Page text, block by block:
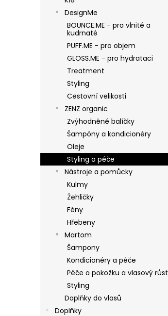
DesignMe
BOUNCE.ME - pro vlnité a
kudrnaté
PUFF.ME - pro objem
GLOSS.ME - pro hydrataci
Treatment
Styling
Cestovní velikosti
ZENZ organic
Zvýhodněné balíčky
Šampóny a kondicionéry
Oleje
Styling a péče
Nástroje a pomůcky
Kulmy
Žehličky
Fény
Hřebeny
Martom
Šampony
Kondicionéry a péče
Péče o pokožku a vlasový růst
Styling
Doplňky do vlasů
Doplňky